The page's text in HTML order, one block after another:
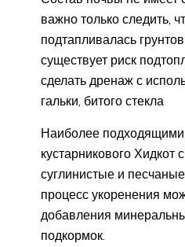
важно только следить,
подтапливалась
существует риск
сделать дренаж с
гальки, битого стекла
Наиболее подходящими
кустарникового Хидкот
суглинистые и
процесс укоренения
добавления
подкормок.